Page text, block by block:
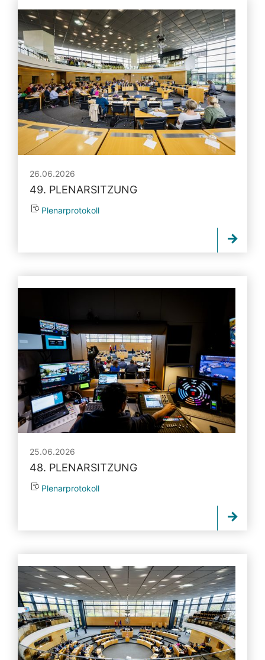
26.06.2026
49. PLENARSITZUNG
Plenarprotokoll
25.06.2026
48. PLENARSITZUNG
Plenarprotokoll